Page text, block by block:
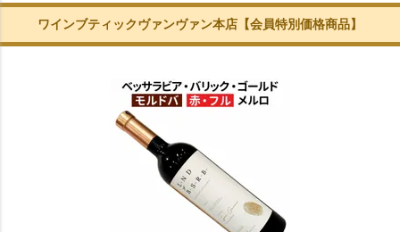
ワインブティックヴァンヴァン本店【会員特別価格商品】